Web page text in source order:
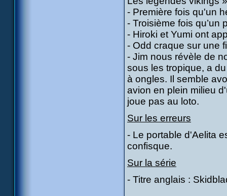
- Première fois qu'un
- Troisième fois qu’un
- Hiroki et Yumi ont
- Odd craque sur une
- Jim nous révèle de
sous les tropique, a
à ongles. Il semble
avion en plein milieu
joue pas au loto.
Sur les erreurs
- Le portable d'Aelita
confisque.
Sur la série
- Titre anglais :